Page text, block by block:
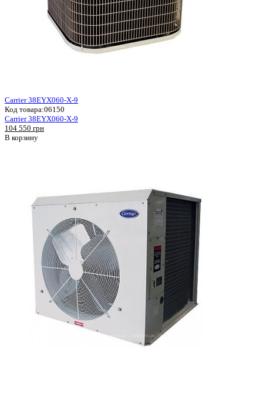
Carrier 38EYX060-X-9
Код товара:06150
Carrier 38EYX060-X-9
104 550 грн
В корзину